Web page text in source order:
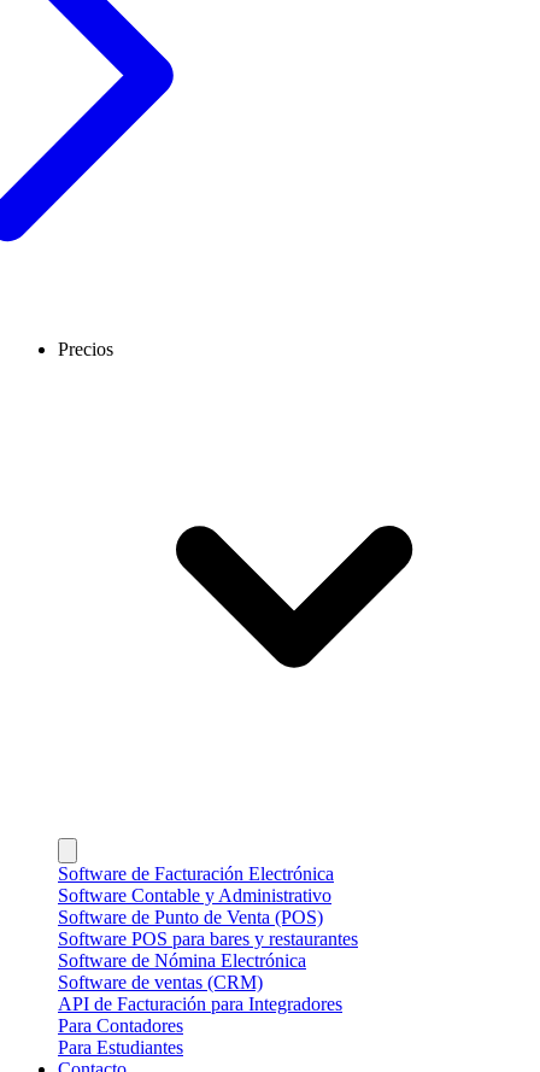
Precios
Software de Facturación Electrónica
Software Contable y Administrativo
Software de Punto de Venta (POS)
Software POS para bares y restaurantes
Software de Nómina Electrónica
Software de ventas (CRM)
API de Facturación para Integradores
Para Contadores
Para Estudiantes